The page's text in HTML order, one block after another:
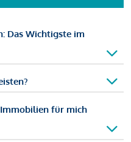
Das Wichtigste im
für mich